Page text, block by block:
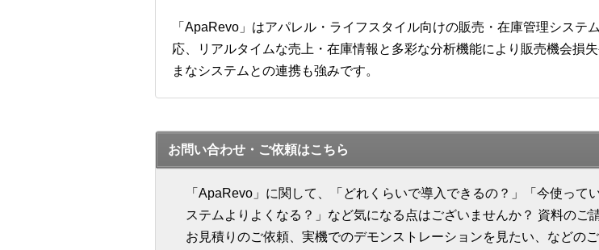
「ApaRevo」はアパレル・ライフスタイル向けの販売・在庫管理シス
応、リアルタイムな売上・在庫情報と多彩な分析機能により販売機会損
まなシステムとの連携も強みです。
お問い合わせ・ご依頼はこちら
「ApaRevo」に関して、「どれくらいで導入できるの？」「今使って
ステムよりよくなる？」など気になる点はございませんか？ 資料のご請
お見積りのご依頼、実機でのデモンストレーションを見たい、などの